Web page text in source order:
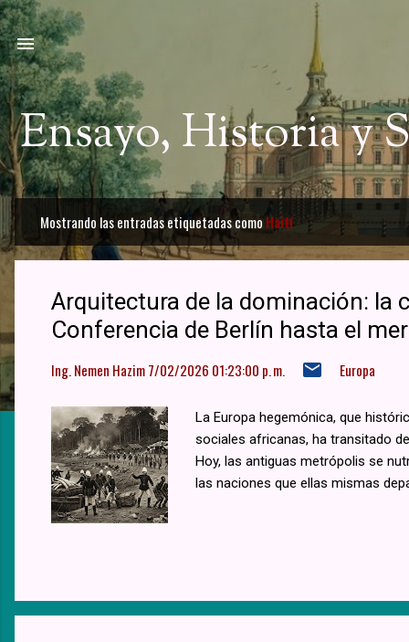
Ensayo, Historia y
n
Mostrando las entradas etiquetadas comoHaití
Arquitectura de la dominación: la
Conferencia de Berlín hasta el
Ing. Nemen Hazim7/02/2026 01:23:00 p. m. Europa
La Europa hegemónica, que
sociales africanas, ha transitado
Hoy, las antiguas metrópolis se
las naciones que ellas mismas